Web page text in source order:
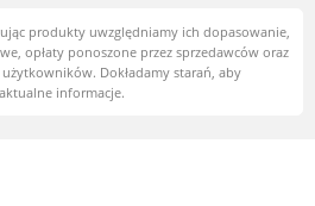
produkty uwzględniamy ich dopasowanie,
opłaty ponoszone przez sprzedawców oraz
Dokładamy starań, aby
informacje.